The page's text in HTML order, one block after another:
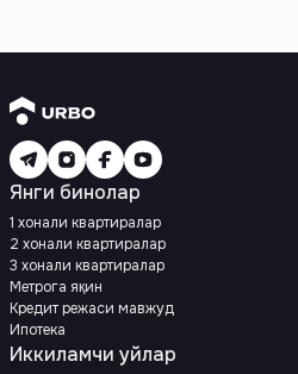
Янги бинолар
1 хонали квартиралар
2 хонали квартиралар
3 хонали квартиралар
Метрога яқин
Кредит режаси мавжуд
Ипотека
Иккиламчи уйлар